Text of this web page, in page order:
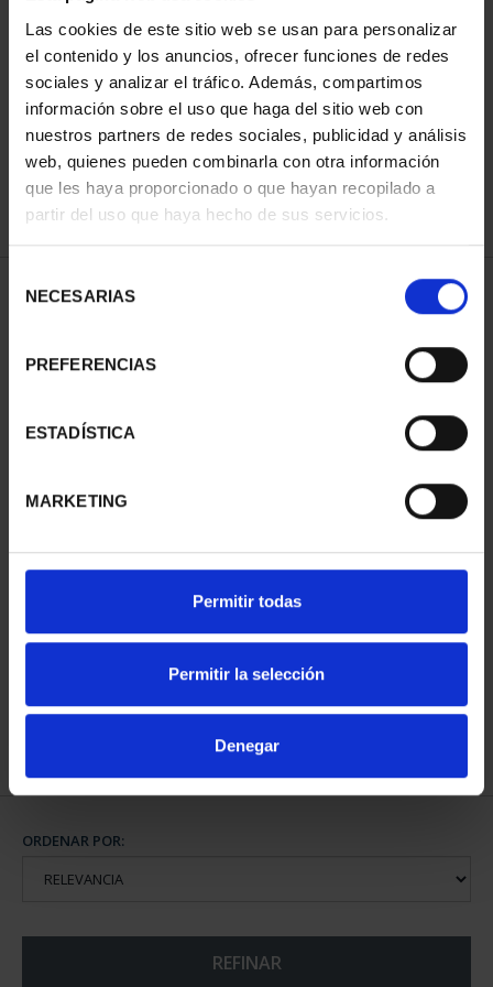
Las cookies de este sitio web se usan para personalizar
el contenido y los anuncios, ofrecer funciones de redes
sociales y analizar el tráfico. Además, compartimos
información sobre el uso que haga del sitio web con
nuestros partners de redes sociales, publicidad y análisis
web, quienes pueden combinarla con otra información
que les haya proporcionado o que hayan recopilado a
partir del uso que haya hecho de sus servicios.
NECESARIAS
PREFERENCIAS
ESTADÍSTICA
MARKETING
Permitir todas
Permitir la selección
Denegar
ORDENAR POR:
REFINAR
1 Productos encontrados
REALES
ORDENAR POR:
REFINAR